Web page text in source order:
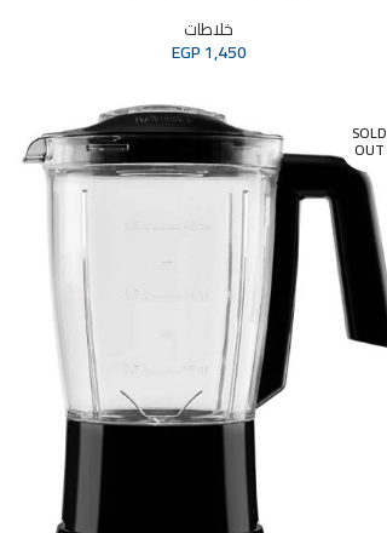
خلاطات
EGP1,450
SOLD
OUT